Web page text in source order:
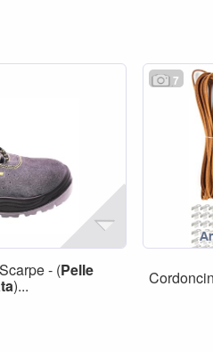
- (Pelle
)...
7